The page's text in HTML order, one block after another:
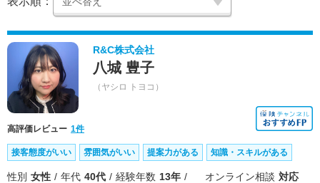
R&C株式会社
八城 豊子
（ヤシロ トヨコ）
高評価レビュー 1件
接客態度がいい 雰囲気がいい 提案力がある 知識・スキルがある
性別 女性 年代 40代 経験年数 13年 オンライン相談 対応